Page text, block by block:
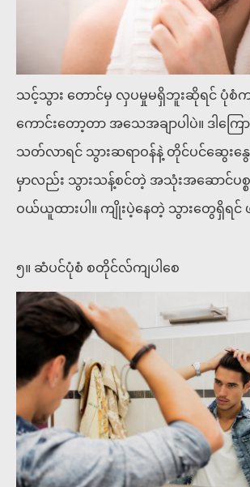
သင့်သွား တောင်မှ လှပမှုမရှိဘူးဆိုရင် ပုံစံ
ကောင်းတော့တာ အသေအချာပါပဲ။ ဒါကြေ
သတ်လာရင် သွားဆရာဝန်နဲ့ တိုင်ပင်ဆွေးနွ
မှာလည်း သွားသန့်စင်တဲ့ အသုံးအဆောင်ပ
ဝယ်ယူထားပါ။ ကျိုးပဲ့နေတဲ့ သွားတွေရှိရင် ဖ
၅။ ဆံပင်ပုံစံ စတိုင်လ်ကျပါစေ